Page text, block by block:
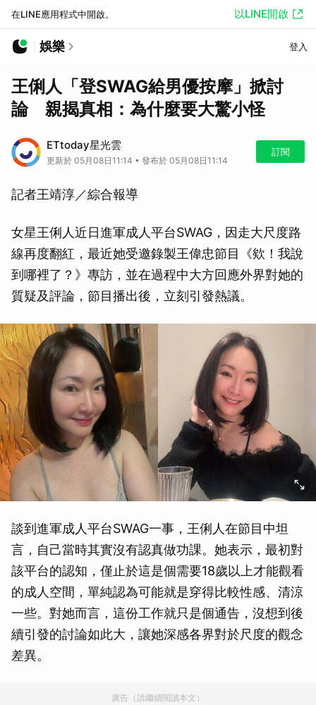
在LINE應用程式中開啟。 以LINE開啟
娛樂 登入
王俐人「登SWAG給男優按摩」掀討
論 親揭真相：為什麼要大驚小怪
ETtoday星光雲
更新於 05月08日11:14 • 發布於 05月08日11:14
訂閱
記者王靖淳／綜合報導
女星王俐人近日進軍成人平台SWAG，因走大尺度路
線再度翻紅，最近她受邀錄製王偉忠節目《欸！我說
到哪裡了？》專訪，並在過程中大方回應外界對她的
質疑及評論，節目播出後，立刻引發熱議。
談到進軍成人平台SWAG一事，王俐人在節目中坦
言，自己當時其實沒有認真做功課。她表示，最初對
該平台的認知，僅止於這是個需要18歲以上才能觀看
的成人空間，單純認為可能就是穿得比較性感、清涼
一些。對她而言，這份工作就只是個通告，沒想到後
續引發的討論如此大，讓她深感各界對於尺度的觀念
差異。
廣告（請繼續閱讀本文）